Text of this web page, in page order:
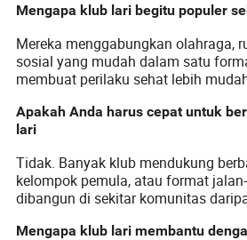
Mengapa klub lari begitu populer
Mereka menggabungkan olahraga,
sosial yang mudah dalam satu
membuat perilaku sehat lebih
Apakah Anda harus cepat untuk
lari
Tidak. Banyak klub mendukung
kelompok pemula, atau format
dibangun di sekitar komunitas
Mengapa klub lari membantu